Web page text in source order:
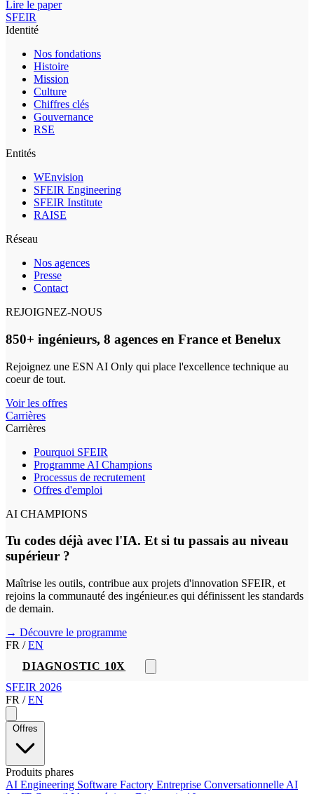
Lire le paper
SFEIR
Identité
Nos fondations
Histoire
Mission
Culture
Chiffres clés
Gouvernance
RSE
Entités
WEnvision
SFEIR Engineering
SFEIR Institute
RAISE
Réseau
Nos agences
Presse
Contact
REJOIGNEZ-NOUS
850+ ingénieurs, 8 agences en France et Benelux
Rejoignez une ESN AI Only qui place l'excellence technique au
coeur de tout.
Voir les offres
Carrières
Carrières
Pourquoi SFEIR
Programme AI Champions
Processus de recrutement
Offres d'emploi
AI CHAMPIONS
Tu codes déjà avec l'IA. Et si tu passais au niveau
supérieur ?
Maîtrise les outils, contribue aux projets d'innovation SFEIR, et
rejoins la communauté des ingénieur.es qui définissent les standards
de demain.
→ Découvre le programme
FR / EN
DIAGNOSTIC 10X
SFEIR 2026
FR / EN
Offres
Produits phares
AI Engineering Software Factory Entreprise Conversationnelle AI